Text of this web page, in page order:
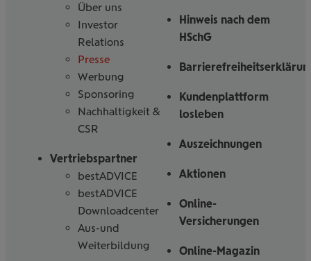
Über uns
Investor
Relations
Presse
Werbung
Sponsoring
Nachhaltigkeit &
CSR
Vertriebspartner
bestADVICE
bestADVICE
Downloadcenter
Aus-und
Weiterbildung
Hinweis nach dem
HSchG
Kundenplattform
losleben
Auszeichnungen
Aktionen
Online-
Versicherungen
Online-Magazin